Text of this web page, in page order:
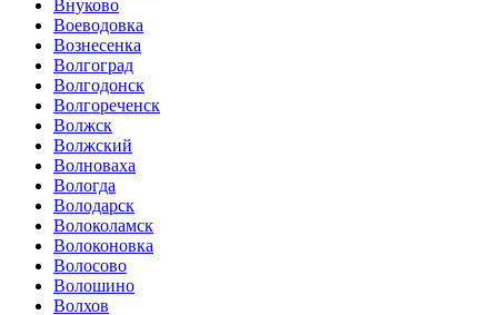
Внуково
Воеводовка
Вознесенка
Волгоград
Волгодонск
Волгореченск
Волжск
Волжский
Волноваха
Вологда
Володарск
Волоколамск
Волоконовка
Волосово
Волошино
Волхов